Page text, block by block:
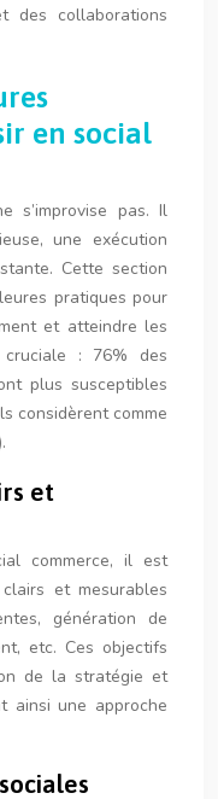
des collaborations
en social
s’improvise pas. Il
une exécution
Cette section
pratiques pour
et atteindre les
cruciale : 76% des
plus susceptibles
considèrent comme
et
commerce, il est
et mesurables
génération de
etc. Ces objectifs
de la stratégie et
ainsi une approche